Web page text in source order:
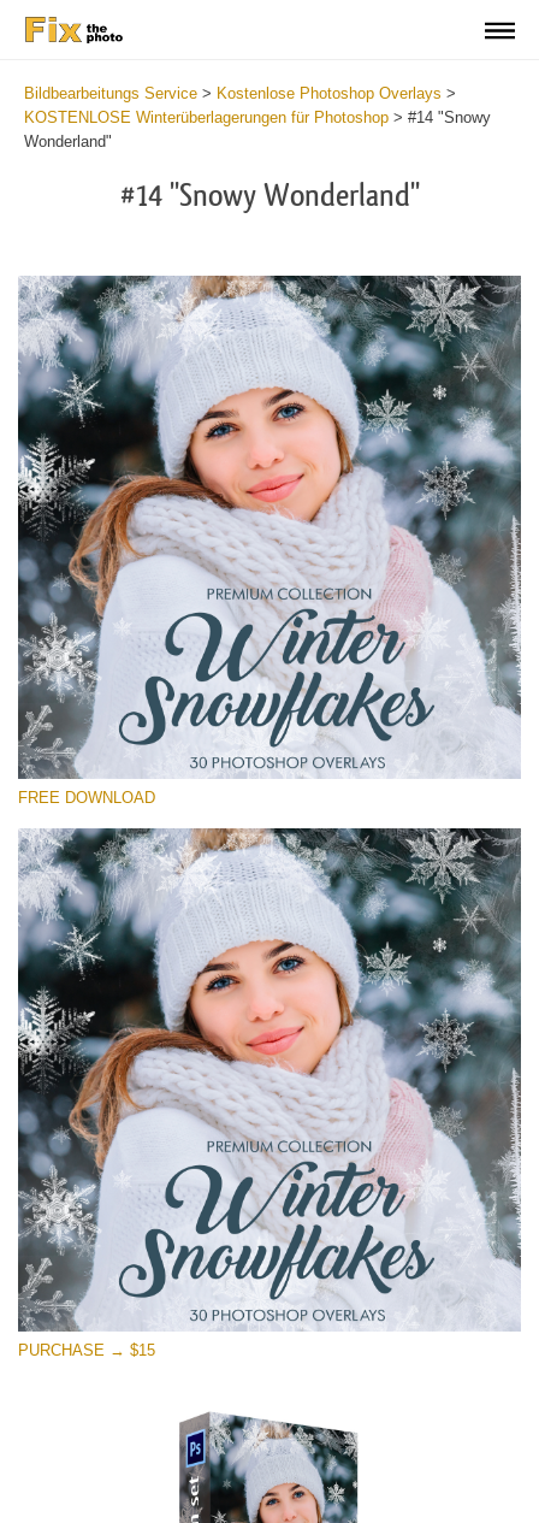
Bildbearbeitungs Service > Kostenlose Photoshop Overlays >
KOSTENLOSE Winterüberlagerungen für Photoshop > #14 "Snowy
Wonderland"
#14 "Snowy Wonderland"
Bitte wählen Sie
Free Winter Overlay #14
Small 800*533px
Winter Snowflakes
(30 Overlays)
Light Sparkling
(740 Overlays)
Large 6000*4000px
Entire Collection
(1783 Overlays)
Large 6000*4000px
Kostenloser Download
FREE DOWNLOAD
PURCHASE → $15